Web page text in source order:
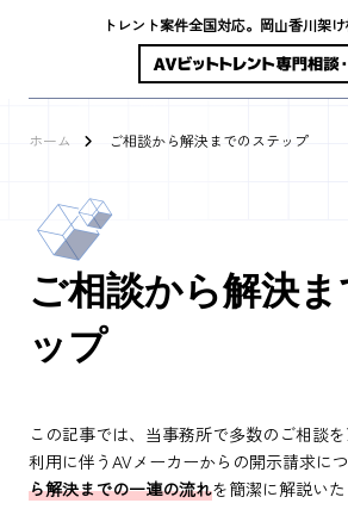
トレント案件全国対応。岡山香川架
ホーム ご相談から解決までのステップ
ご相談から解決
ップ
この記事では、当事務所で多数のご相談
利用に伴うAVメーカーからの開示請求につ
ら解決までの一連の流れを簡潔に解説いた